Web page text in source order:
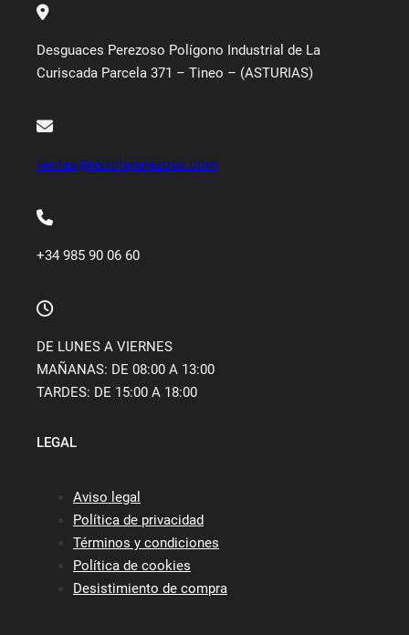
Desguaces Perezoso Polígono Industrial de La
Curiscada Parcela 371 – Tineo – (ASTURIAS)
ventas@reciclaperezoso.com
+34 985 90 06 60
DE LUNES A VIERNES
MAÑANAS: DE 08:00 A 13:00
TARDES: DE 15:00 A 18:00
LEGAL
Aviso legal
Política de privacidad
Términos y condiciones
Política de cookies
Desistimiento de compra